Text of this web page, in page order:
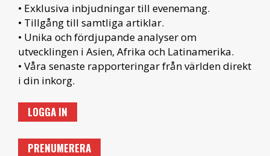
• Exklusiva inbjudningar till evenemang.
• Tillgång till samtliga artiklar.
• Unika och fördjupande analyser om
utvecklingen i Asien, Afrika och Latinamerika.
• Våra senaste rapporteringar från världen direkt
i din inkorg.
LOGGA IN
PRENUMERERA